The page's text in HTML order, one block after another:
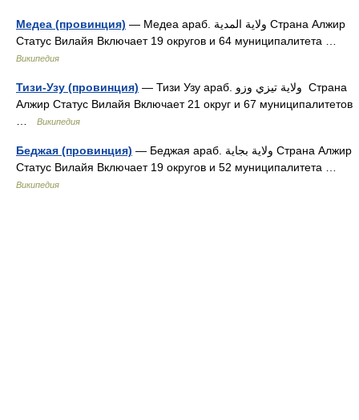
Медеа (провинция) — Медеа араб. ولاية المدية‎‎ Страна Алжир
Статус Вилайя Включает 19 округов и 64 муниципалитета …
Википедия
Тизи-Узу (провинция) — Тизи Узу араб. ولاية تيزي وزو ‎‎ Страна
Алжир Статус Вилайя Включает 21 округ и 67 муниципалитетов
Википедия
Беджая (провинция) — Беджая араб. ولاية بجاية‎‎ Страна Алжир
Статус Вилайя Включает 19 округов и 52 муниципалитета …
Википедия